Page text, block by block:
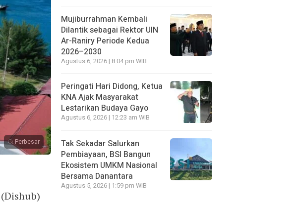
Perbesar
Mujiburrahman Kembali
Dilantik sebagai Rektor UIN
Ar-Raniry Periode Kedua
2026–2030
Agustus 6, 2026 | 8:04 pm WIB
Peringati Hari Didong, Ketua
KNA Ajak Masyarakat
Lestarikan Budaya Gayo
Agustus 6, 2026 | 12:23 am WIB
Tak Sekadar Salurkan
Pembiayaan, BSI Bangun
Ekosistem UMKM Nasional
Bersama Danantara
Agustus 5, 2026 | 1:59 pm WIB